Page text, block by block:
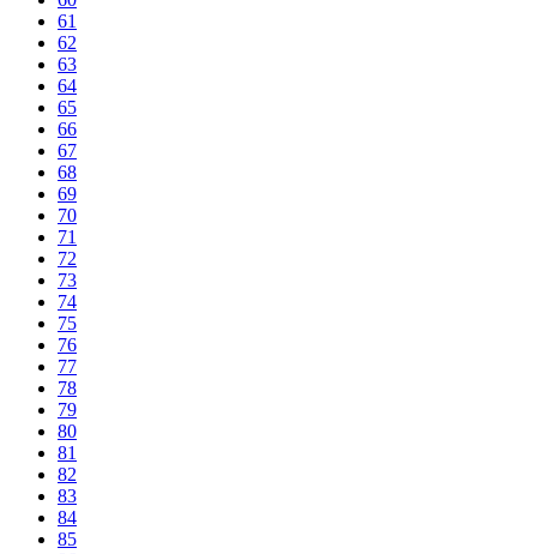
61
62
63
64
65
66
67
68
69
70
71
72
73
74
75
76
77
78
79
80
81
82
83
84
85